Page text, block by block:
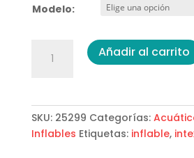
Modelo:
Inflable
Añadir al carrito
SKU: 25299 Categorías:
Inflables Etiquetas: inflable,